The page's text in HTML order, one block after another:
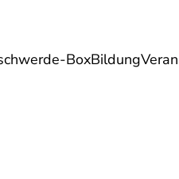
BoxBildung
Gesundheit